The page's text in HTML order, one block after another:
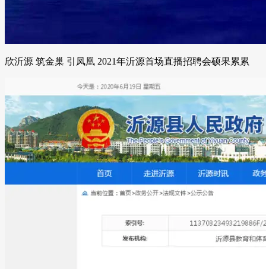
欣沂源 筑金巢 引凤凰 2021年沂源首场直播招聘会硕果累累